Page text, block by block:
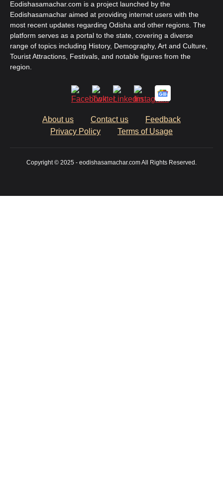
Eodishasamachar.com is a project launched by the
Eodishasamachar aimed at providing internet users with the
most recent updates regarding Odisha and other regions. The
platform serves as a portal to the state, covering a diverse
range of topics including History, Demography, Art and Culture,
Tourist Attractions, Festivals, and notable figures from the
region.
About us Contact us
Feedback
Privacy Policy
Terms of Usage
Copyright © 2025 - eodishasamachar.com All Rights Reserved.